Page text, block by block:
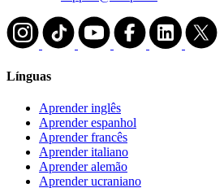
Línguas
Aprender inglês
Aprender espanhol
Aprender francês
Aprender italiano
Aprender alemão
Aprender ucraniano